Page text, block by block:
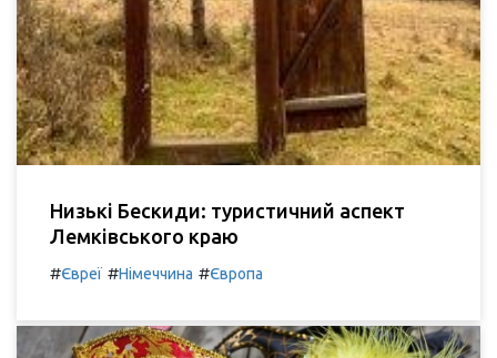
Низькі Бескиди: туристичний аспект
Лемківського краю
#Євреї #Німеччина #Європа